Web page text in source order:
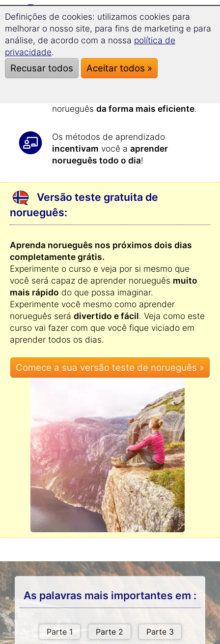
Com a novatecnologia
superlearningvocê aprende em
média 32% mais rápidoe pode se
concentrar melhor.
Todos os exercícios são
norueguês da forma mais eficiente.
Os métodos de aprendizado
incentivam você a aprender
norueguês todo o dia!
Versão teste gratuita de
norueguês:
Aprenda norueguês nos próximos dois dias
completamente grátis.
Experimente o curso e veja por si mesmo que
você será capaz de aprender norueguês muito
mais rápido do que possa imaginar.
Experimente você mesmo como aprender
norueguês será divertido e fácil. Veja como este
curso vai fazer com que você fique viciado em
aprender todos os dias.
As palavras mais importantes em :
Definições de cookies: utilizamos cookies para
melhorar o nosso site, para fins de marketing e para
análise, de acordo com a nossa política de
privacidade.
Recusar todos Aceitar todos »